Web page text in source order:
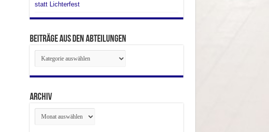
statt Lichterfest
Beiträge aus den Abteilungen
Beiträge
aus
den
Abteilungen
Archiv
Archiv